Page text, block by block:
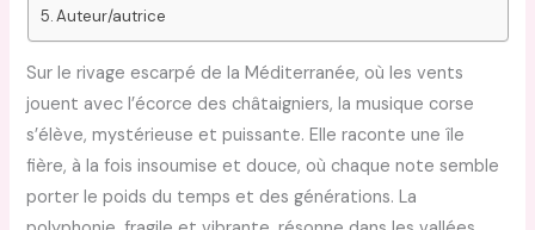
Auteur/autrice
Sur le rivage escarpé de la Méditerranée, où les vents
jouent avec l’écorce des châtaigniers, la musique corse
s’élève, mystérieuse et puissante. Elle raconte une île
fière, à la fois insoumise et douce, où chaque note semble
porter le poids du temps et des générations. La